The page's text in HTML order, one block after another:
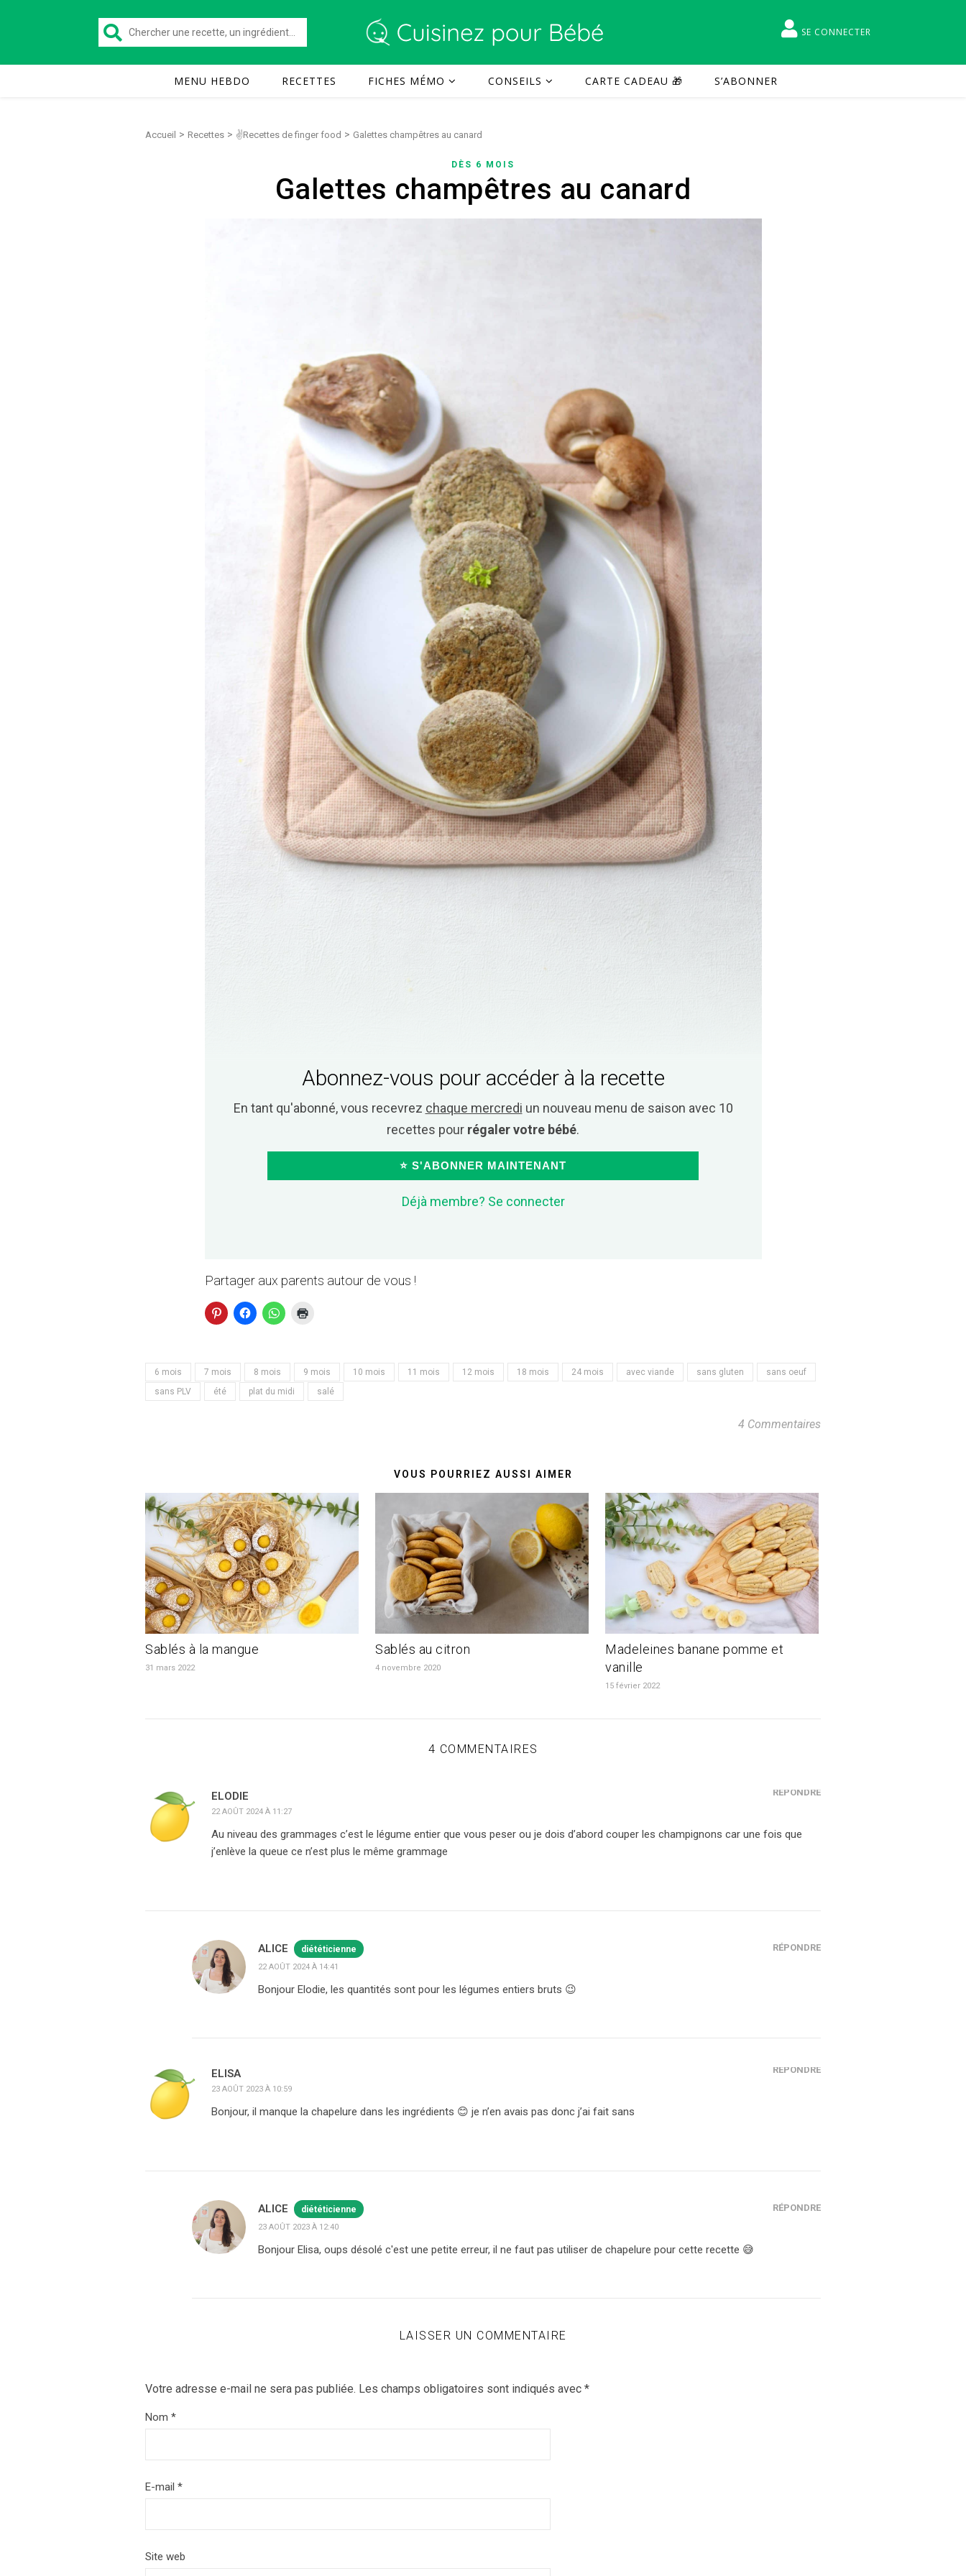
SE CONNECTER
MENU HEBDO RECETTES FICHES MÉMO CONSEILS CARTE CADEAU 🎁 S’ABONNER
Accueil > Recettes > ✌Recettes de finger food > Galettes champêtres au canard
DÈS 6 MOIS
Galettes champêtres au canard
Abonnez-vous pour accéder à la recette
En tant qu'abonné, vous recevrez chaque mercredi un nouveau menu de saison avec 10
recettes pour régaler votre bébé.
⭐ S'ABONNER MAINTENANT
Déjà membre? Se connecter
Partager aux parents autour de vous !
6 mois 7 mois 8 mois 9 mois 10 mois 11 mois 12 mois 18 mois 24 mois avec viande sans gluten
sans oeuf
sans PLV
été plat du midi salé
4 Commentaires
VOUS POURRIEZ AUSSI AIMER
Sablés à la mangue
31 mars 2022
Sablés au citron
4 novembre 2020
Madeleines banane pomme et
vanille
15 février 2022
4 COMMENTAIRES
ELODIE
22 AOÛT 2024 À 11:27
RÉPONDRE
Au niveau des grammages c’est le légume entier que vous peser ou je dois d’abord couper les champignons car une fois que
j’enlève la queue ce n’est plus le même grammage
ALICE diététicienne
22 AOÛT 2024 À 14:41
RÉPONDRE
Bonjour Elodie, les quantités sont pour les légumes entiers bruts 😉
ELISA
23 AOÛT 2023 À 10:59
RÉPONDRE
Bonjour, il manque la chapelure dans les ingrédients 😊 je n’en avais pas donc j’ai fait sans
ALICE diététicienne
23 AOÛT 2023 À 12:40
RÉPONDRE
Bonjour Elisa, oups désolé c'est une petite erreur, il ne faut pas utiliser de chapelure pour cette recette 😅
LAISSER UN COMMENTAIRE
Votre adresse e-mail ne sera pas publiée. Les champs obligatoires sont indiqués avec *
Nom *
E-mail *
Site web